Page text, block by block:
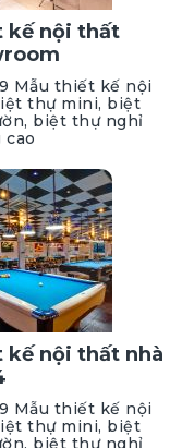
kế nội thất
Mẫu thiết kế nội
thự mini, biệt
biệt thự nghỉ
cao
kế nội thất nhà
Mẫu thiết kế nội
thự mini, biệt
biệt thự nghỉ